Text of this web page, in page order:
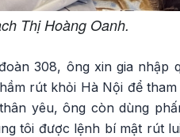
Thị Hoàng Oanh.
308, ông xin gia nhập
rút khỏi Hà Nội để tham
yêu, ông còn dùng
tôi được lệnh bí mật rút